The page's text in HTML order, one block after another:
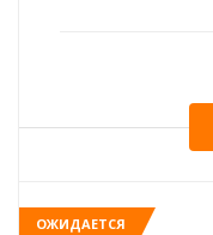
ОЖИДАЕТСЯ